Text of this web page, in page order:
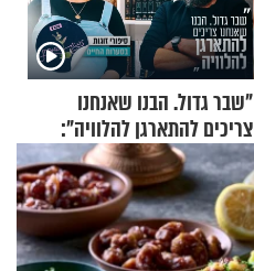
"שבר גדול. הבנו שאנחנו
צריכים להתארגן להלוויה":
זוגיות במבחן, הפעם עם מרים
וגד דנינו